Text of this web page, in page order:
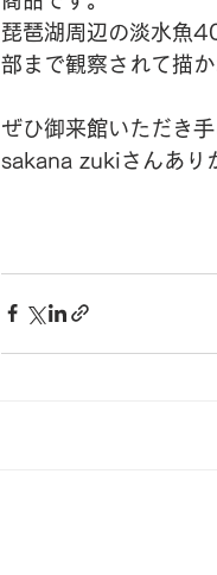
琵琶湖周辺の淡水魚
部まで観察されて描
ぜひ御来館いただき
sakana zukiさんあり